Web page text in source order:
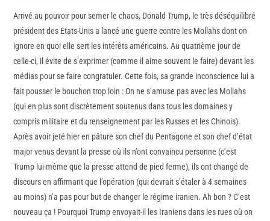
Arrivé au pouvoir pour semer le chaos, Donald Trump, le très déséquilibré
président des Etats-Unis a lancé une guerre contre les Mollahs dont on
ignore en quoi elle sert les intérêts américains. Au quatrième jour de
celle-ci, il évite de s’exprimer (comme il aime souvent le faire) devant les
médias pour se faire congratuler. Cette fois, sa grande inconscience lui a
fait pousser le bouchon trop loin : On ne s’amuse pas avec les Mollahs
(qui en plus sont discrètement soutenus dans tous les domaines y
compris militaire et du renseignement par les Russes et les Chinois).
Après avoir jeté hier en pâture son chef du Pentagone et son chef d’état
major venus devant la presse où ils n’ont convaincu personne (c’est
Trump lui-même que la presse attend de pied ferme), ils ont changé de
discours en affirmant que l’opération (qui devrait s’étaler à 4 semaines
au moins) n’a pas pour but de changer le régime iranien. Ah bon ? C’est
nouveau ça ! Pourquoi Trump envoyait-il les Iraniens dans les rues où on